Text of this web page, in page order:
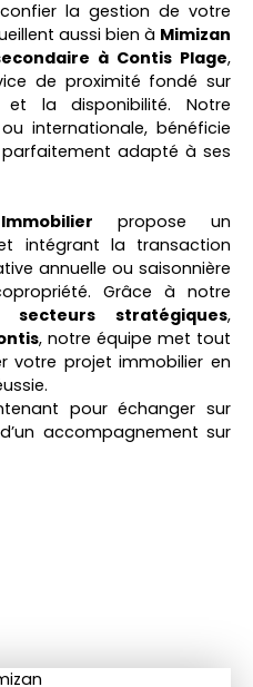
la gestion de votre
aussi bien à Mimizan
à Contis Plage,
de proximité fondé sur
et la disponibilité. Notre
internationale, bénéficie
adapté à ses
propose un
intégrant la transaction
annuelle ou saisonnière
Grâce à notre
secteurs stratégiques,
, notre équipe met tout
votre projet immobilier en
pour échanger sur
accompagnement sur